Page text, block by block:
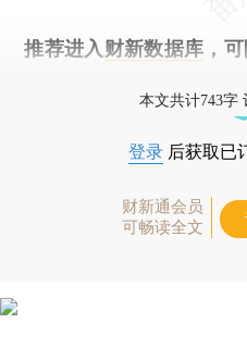
推荐进入 财新数据库 ，
本文共计743字
登录 后获取已
财新通会员
可畅读全文